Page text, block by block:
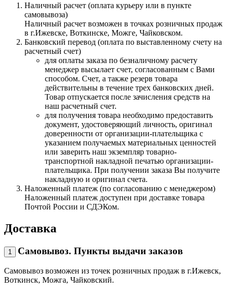
Наличный расчет (оплата курьеру или в пункте
самовывоза)
Наличный расчет возможен в точках розничных продаж
в г.Ижевске, Воткинске, Можге, Чайковском.
Банковский перевод (оплата по выставленному счету на
расчетный счет)
для оплаты заказа по безналичному расчету
менеджер высылает счет, согласованным с Вами
способом. Счет, а также резерв товара
действительны в течение трех банковских дней.
Товар отпускается после зачисления средств на
наш расчетный счет.
для получения товара необходимо предоставить
документ, удостоверяющий личность, оригинал
доверенности от организации-плательщика с
указанием получаемых материальных ценностей
или заверить наш экземпляр товарно-
транспортной накладной печатью организации-
плательщика. При получении заказа Вы получите
накладную и оригинал счета.
Наложенный платеж (по согласованию с менеджером)
Наложенный платеж доступен при доставке товара
Почтой России и СДЭКом.
Доставка
1 Самовывоз. Пункты выдачи заказов
Самовывоз возможен из точек розничных продаж в г.Ижевск,
Воткинск, Можга, Чайковский.